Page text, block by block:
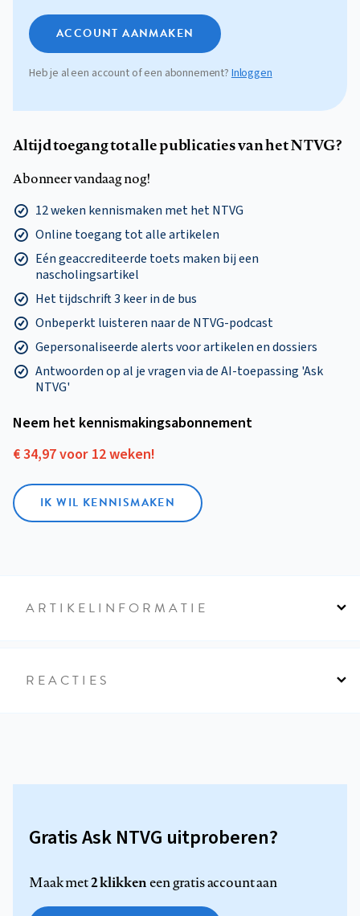
ACCOUNT AANMAKEN
Heb je al een account of een abonnement? Inloggen
Altijd toegang tot alle publicaties van het NTVG?
Abonneer vandaag nog!
12 weken kennismaken met het NTVG
Online toegang tot alle artikelen
Eén geaccrediteerde toets maken bij een
nascholingsartikel
Het tijdschrift 3 keer in de bus
Onbeperkt luisteren naar de NTVG-podcast
Gepersonaliseerde alerts voor artikelen en dossiers
Antwoorden op al je vragen via de AI-toepassing 'Ask
NTVG'
Neem het kennismakings­abonnement
€ 34,97 voor 12 weken!
IK WIL KENNISMAKEN
ARTIKELINFORMATIE
REACTIES
Gratis Ask NTVG uitproberen?
Maak met2 klikkeneen gratis account aan